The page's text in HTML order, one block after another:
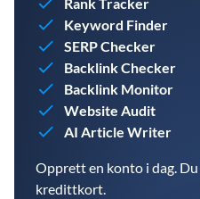
Keyword Finder
SERP Checker
Backlink Checker
Backlink Monitor
Website Audit
AI Article Writer
Opprett en konto i dag.
kredittkort.